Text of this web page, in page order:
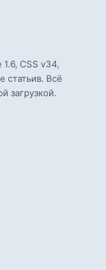
CSS v34,
статьив. Всё
загрузкой.